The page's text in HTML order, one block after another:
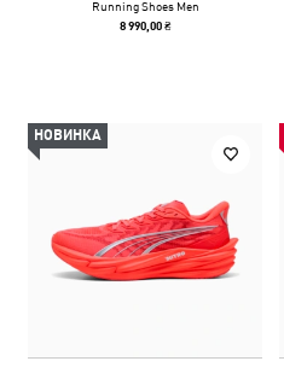
Running Shoes Men
8 990,00 ₴
НОВИНКА